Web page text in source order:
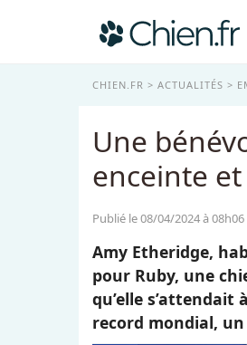
CHIEN.FR ACTUALITÉS
Une
enceinte
Publié le 08/04/2024 à 08h06
Amy Etheridge,
pour Ruby, une
qu’elle
record mondial,